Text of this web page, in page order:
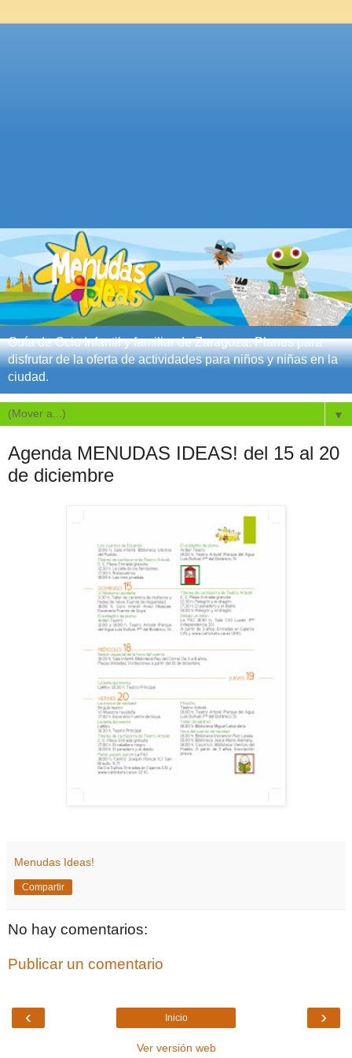
Guía de Ocio Infantil y familiar de Zaragoza. Planes para
disfrutar de la oferta de actividades para niños y niñas en la
ciudad.
▼
Agenda MENUDAS IDEAS! del 15 al 20
de diciembre
Menudas Ideas!
Compartir
No hay comentarios:
Publicar un comentario
‹ ›
Inicio
Ver versión web